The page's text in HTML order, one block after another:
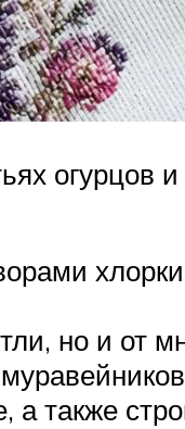
огурцов
но и от
а также